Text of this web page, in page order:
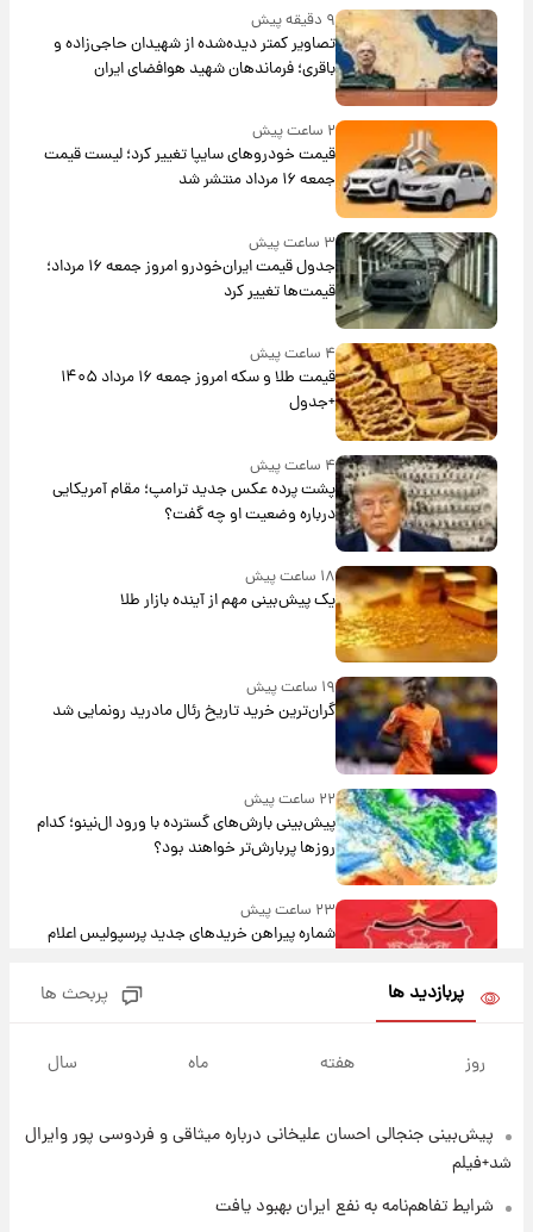
۹ دقیقه پیش
تصاویر کمتر دیده‌شده از شهیدان حاجی‌زاده و
باقری؛ فرماندهان شهید هوافضای ایران
۲ ساعت پیش
قیمت خودروهای سایپا تغییر کرد؛ لیست قیمت
جمعه ۱۶ مرداد منتشر شد
۳ ساعت پیش
جدول قیمت ایران‌خودرو امروز جمعه ۱۶ مرداد؛
قیمت‌ها تغییر کرد
۴ ساعت پیش
قیمت طلا و سکه امروز جمعه ۱۶ مرداد ۱۴۰۵
+جدول
۴ ساعت پیش
پشت پرده عکس جدید ترامپ؛ مقام آمریکایی
درباره وضعیت او چه گفت؟
۱۸ ساعت پیش
یک پیش‌بینی مهم از آینده بازار طلا
۱۹ ساعت پیش
گران‌ترین خرید تاریخ رئال مادرید رونمایی شد
۲۲ ساعت پیش
پیش‌بینی بارش‌های گسترده با ورود ال‌نینو؛ کدام
روزها پربارش‌تر خواهند بود؟
۲۳ ساعت پیش
شماره پیراهن خریدهای جدید پرسپولیس اعلام
شد+فیلم
۱ روز پیش
پربازدید ها پربحث ها
روز هفته ماه سال
پیش‌بینی جنجالی احسان علیخانی درباره میثاقی و فردوسی پور وایرال
شد+فیلم
شرایط تفاهم‌نامه به نفع ایران بهبود یافت